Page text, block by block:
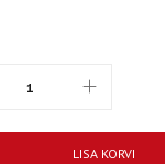
LISA KORVI